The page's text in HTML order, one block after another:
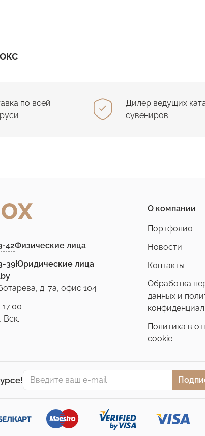
по всей
Дилер ведущих
сувениров
42Физические лица
39Юридические лица
д. 7а, офис 104
Вск.
О компании
Портфолио
Новости
Контакты
Обработка
данных и
Политика в
cookie